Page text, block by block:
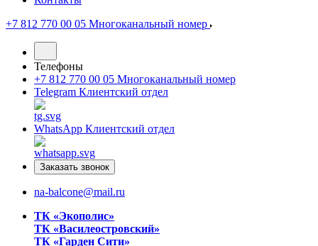
+7 812 770 00 05 Многоканальный номер
Телефоны
+7 812 770 00 05 Многоканальный номер
Telegram Клиентский отдел
WhatsApp Клиентский отдел
Заказать звонок
na-balcone@mail.ru
ТК «Экополис»
ТК «Василеостровский»
ТК «Гарден Сити»